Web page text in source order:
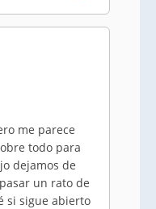
me parece
todo para
dejamos de
un rato de
si sigue abierto